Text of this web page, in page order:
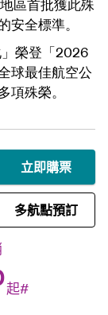
區首批獲此殊
安全標準。
榮登「2026
球最佳航空公
項殊榮。
立即購票
多航點預訂
起#